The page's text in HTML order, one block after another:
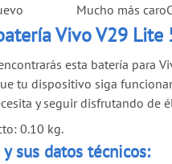
Mucho más caro
Vivo V29 Lite
esta batería para
tu dispositivo siga
y seguir disfrutando de
0.10 kg.
y sus datos técnicos: